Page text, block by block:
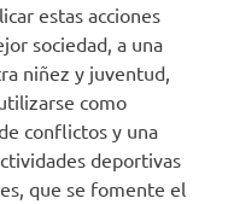
estas acciones
sociedad, a una
niñez y juventud,
como
conflictos y una
deportivas
que se fomente el